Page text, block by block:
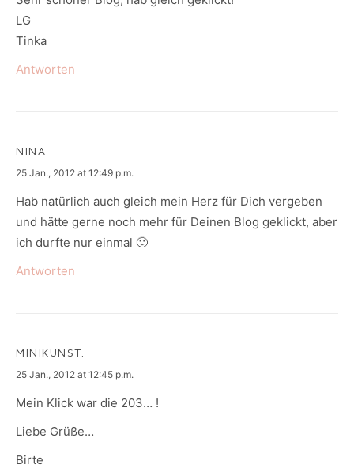
LG
Tinka
Antworten
NINA
says:
25 Jan., 2012 at 12:49 p.m.
Hab natürlich auch gleich mein Herz für Dich vergeben
und hätte gerne noch mehr für Deinen Blog geklickt, aber
ich durfte nur einmal 🙂
Antworten
MINIKUNST.
says:
25 Jan., 2012 at 12:45 p.m.
Mein Klick war die 203… !
Liebe Grüße…
Birte